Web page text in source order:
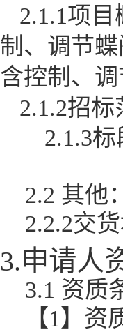
2.1.1项
制、调节
含控制、
2.1.2招
2.1.3
2.2 其他
2.2.2交
3.申请人
3.1 资质
【1】